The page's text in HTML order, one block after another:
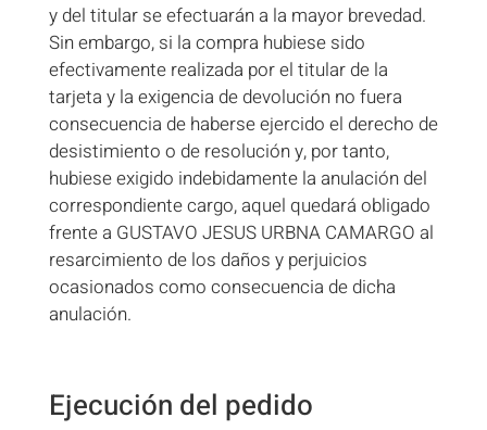
y del titular se efectuarán a la mayor brevedad.
Sin embargo, si la compra hubiese sido
efectivamente realizada por el titular de la
tarjeta y la exigencia de devolución no fuera
consecuencia de haberse ejercido el derecho de
desistimiento o de resolución y, por tanto,
hubiese exigido indebidamente la anulación del
correspondiente cargo, aquel quedará obligado
frente a GUSTAVO JESUS URBNA CAMARGO al
resarcimiento de los daños y perjuicios
ocasionados como consecuencia de dicha
anulación.
Ejecución del pedido